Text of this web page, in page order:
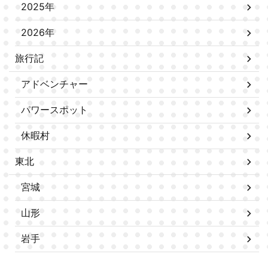
2025年
2026年
旅行記
アドベンチャー
パワースポット
休暇村
東北
宮城
山形
岩手